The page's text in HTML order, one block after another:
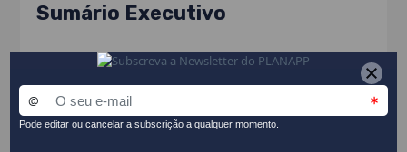
Sumário Executivo
O fraco crescimento da produtividade da
economia portuguesa nas últimas décadas
sugere que as empresas inovadoras não
beneficiam ainda de um ambiente